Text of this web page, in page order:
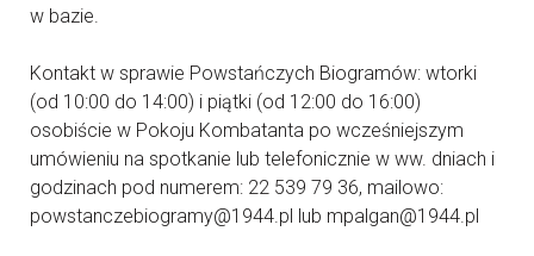
w bazie.
Kontakt w sprawie Powstańczych Biogramów: wtorki
(od 10:00 do 14:00) i piątki (od 12:00 do 16:00)
osobiście w Pokoju Kombatanta po wcześniejszym
umówieniu na spotkanie lub telefonicznie w ww. dniach i
godzinach pod numerem: 22 539 79 36, mailowo:
powstanczebiogramy@1944.pl lub mpalgan@1944.pl